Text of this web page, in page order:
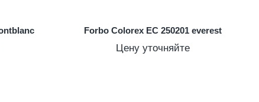
Forbo Colorex EC 250201 everest
Цену уточняйте